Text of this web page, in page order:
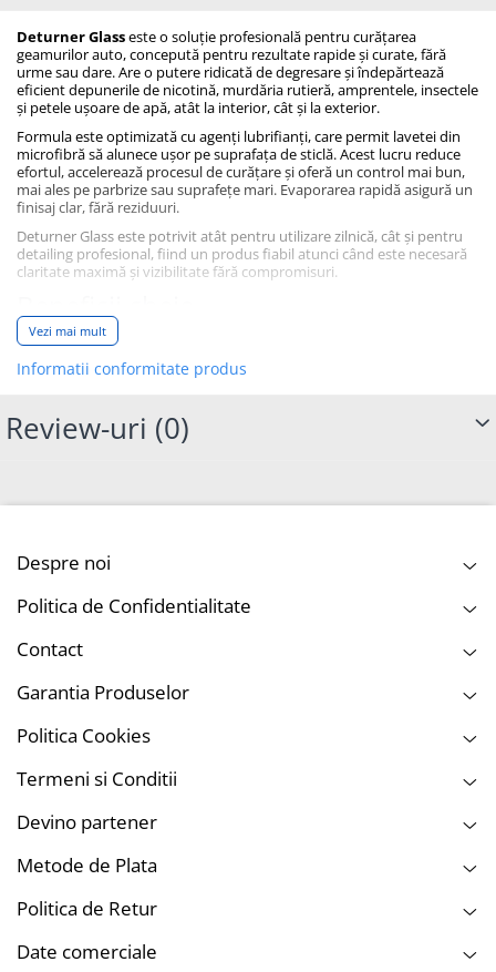
Deturner Glasseste o soluție profesională pentru curățarea
geamurilor auto, concepută pentru rezultate rapide și curate, fără
urme sau dare. Are o putere ridicată de degresare și îndepărtează
eficient depunerile de nicotină, murdăria rutieră, amprentele, insectele
și petele ușoare de apă, atât la interior, cât și la exterior.
Formula este optimizată cu agenți lubrifianți, care permit lavetei din
microfibră să alunece ușor pe suprafața de sticlă. Acest lucru reduce
efortul, accelerează procesul de curățare și oferă un control mai bun,
mai ales pe parbrize sau suprafețe mari. Evaporarea rapidă asigură un
finisaj clar, fără reziduuri.
Deturner Glass este potrivit atât pentru utilizare zilnică, cât și pentru
detailing profesional, fiind un produs fiabil atunci când este necesară
claritate maximă și vizibilitate fără compromisuri.
Putere mare de degresare
Nu lasă urme, pete sau dare
Aplicare ușoară și precisă
Suprafețe recomandate
Parbriz
Lunetă
Oglinzi
Mod de utilizare
Pulverizează produsul pe suprafață sau pe laveta din microfibră
Curăță pe zone mici
Lasă produsul să se evapore
Lustruieste cu o lavetă uscată din microfibră
Vezi mai mult
Informatii conformitate produs
Review-uri (0)
Despre noi
Politica de Confidentialitate
Contact
Garantia Produselor
Politica Cookies
Termeni si Conditii
Devino partener
Metode de Plata
Politica de Retur
Date comerciale